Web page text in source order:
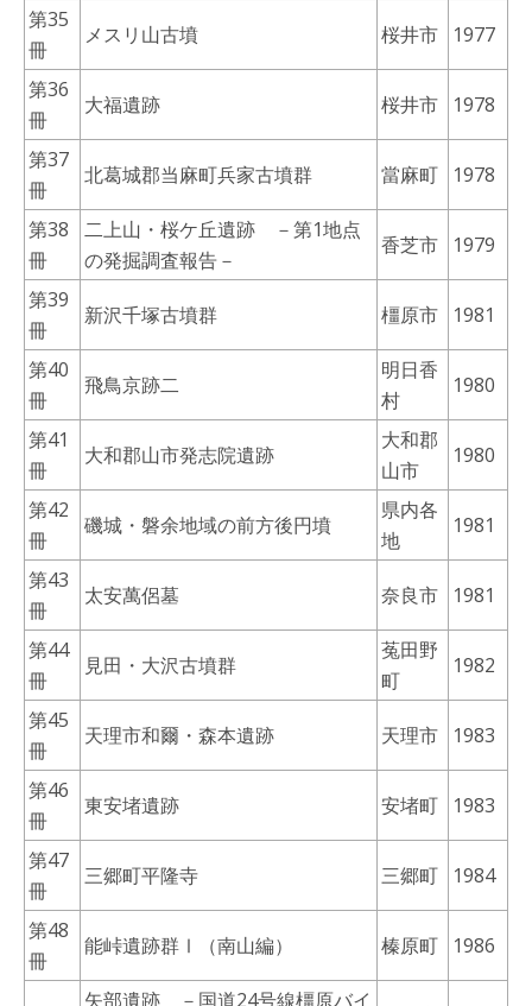
第35
冊
メスリ山古墳 桜井市 1977
第36
冊
大福遺跡 桜井市 1978
第37
冊
北葛城郡当麻町兵家古墳群 當麻町 1978
第38
冊
二上山・桜ケ丘遺跡 －第1地点
の発掘調査報告－
香芝市 1979
第39
冊
新沢千塚古墳群 橿原市 1981
第40
冊
飛鳥京跡二
明日香
村
1980
第41
冊
大和郡山市発志院遺跡
大和郡
山市
1980
第42
冊
磯城・磐余地域の前方後円墳
県内各
地
1981
第43
冊
太安萬侶墓 奈良市 1981
第44
冊
見田・大沢古墳群
菟田野
町
1982
第45
冊
天理市和爾・森本遺跡 天理市 1983
第46
冊
東安堵遺跡 安堵町 1983
第47
冊
三郷町平隆寺 三郷町 1984
第48
冊
能峠遺跡群Ⅰ（南山編） 榛原町 1986
矢部遺跡 －国道24号線橿原バイ